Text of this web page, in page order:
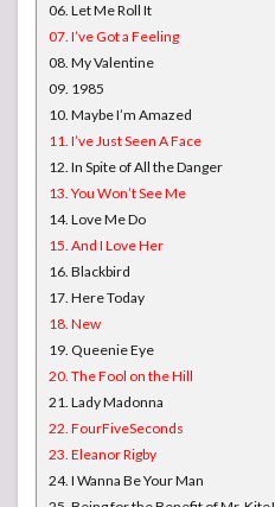
06. Let Me Roll It
07. I’ve Got a Feeling
08. My Valentine
09. 1985
10. Maybe I’m Amazed
11. I’ve Just Seen A Face
12. In Spite of All the Danger
13. You Won’t See Me
14. Love Me Do
15. And I Love Her
16. Blackbird
17. Here Today
18. New
19. Queenie Eye
20. The Fool on the Hill
21. Lady Madonna
22. FourFiveSeconds
23. Eleanor Rigby
24. I Wanna Be Your Man